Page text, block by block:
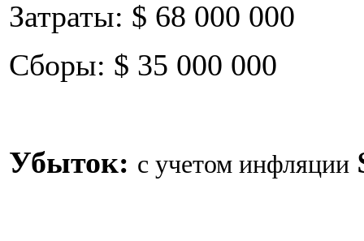
Затраты: $ 68 000 000
Сборы: $ 35 000 000
Убыток: с учетом инфляции